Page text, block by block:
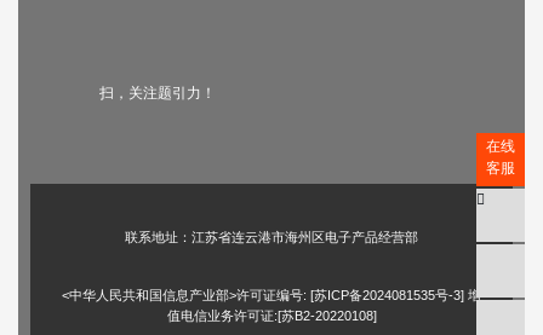
扫，关注题引力！
联系地址：江苏省连云港市海州区电子产品经营部
<中华人民共和国信息产业部>许可证编号: [苏ICP备2024081535号-3] 增
值电信业务许可证:[苏B2-20220108]
在线
客服